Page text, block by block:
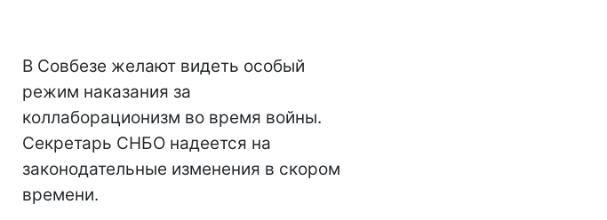
В Совбезе желают видеть особый
режим наказания за
коллаборационизм во время войны.
Секретарь СНБО надеется на
законодательные изменения в скором
времени.